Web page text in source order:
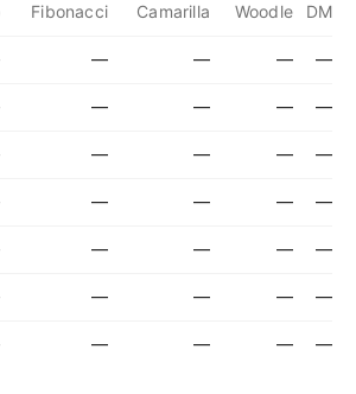
Fibonacci Camarilla Woodle DM
— — — —
— — — —
— — — —
— — — —
— — — —
— — — —
— — — —